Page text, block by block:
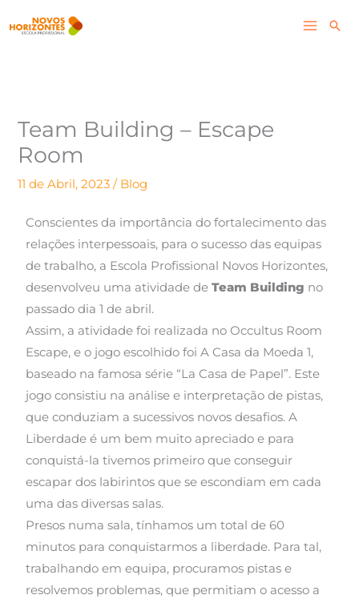
to
Team Building – Escape
Room
11 de Abril, 2023/ Blog
Conscientes da importância do fortalecimento das
relações interpessoais, para o sucesso das equipas
de trabalho, a Escola Profissional Novos Horizontes,
desenvolveu uma atividade deTeam Building no
passado dia 1 de abril.
Assim, a atividade foi realizada no Occultus Room
Escape, e o jogo escolhido foi A Casa da Moeda 1,
baseado na famosa série “La Casa de Papel”. Este
jogo consistiu na análise e interpretação de pistas,
que conduziam a sucessivos novos desafios. A
Liberdade é um bem muito apreciado e para
conquistá-la tivemos primeiro que conseguir
escapar dos labirintos que se escondiam em cada
uma das diversas salas.
Presos numa sala, tínhamos um total de 60
minutos para conquistarmos a liberdade. Para tal,
trabalhando em equipa, procuramos pistas e
resolvemos problemas, que permitiam o acesso a